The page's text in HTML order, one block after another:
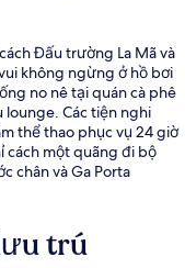
Đấu trường La Mã và
không ngừng ở hồ bơi
no nê tại quán cà phê
Các tiện nghi
thể thao phục vụ 24 giờ
cách một quãng đi bộ
chân và Ga Porta
trú